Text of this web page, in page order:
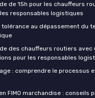
de 15h pour les chauffeurs
responsables logistiques
tolérance au dépassement du
des chauffeurs routiers avec
pour les responsables
: comprendre le processus
FIMO marchandise : conseils